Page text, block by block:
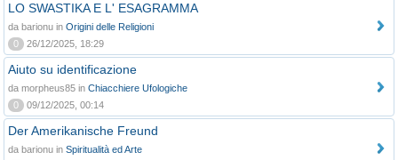
LO SWASTIKA E L' ESAGRAMMA
da barionu in Origini delle Religioni
0
26/12/2025, 18:29
Aiuto su identificazione
da morpheus85 in Chiacchiere Ufologiche
0
09/12/2025, 00:14
Der Amerikanische Freund
da barionu in Spiritualità ed Arte